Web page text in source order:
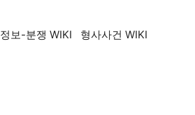
정보-분쟁 WIKI 형사사건 WIKI